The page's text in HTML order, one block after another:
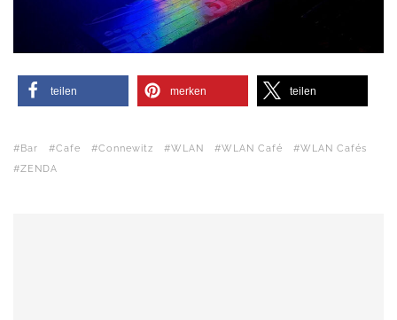
teilen merken teilen
Bar Cafe Connewitz WLAN WLAN Café
WLAN Cafés
ZENDA